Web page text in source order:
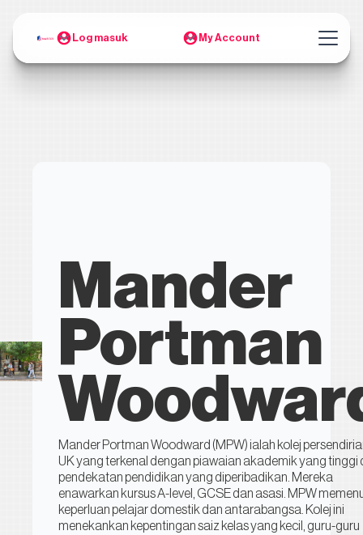
Log masuk My Account
Mander
Portman
Mander Portman Woodward (MPW) ialah kolej
UK yang terkenal dengan piawaian akademik yang tinggi
pendekatan pendidikan yang diperibadikan. Mereka
enawarkan kursus A-level, GCSE dan asasi. MPW
keperluan pelajar domestik dan antarabangsa. Kolej ini
menekankan kepentingan saiz kelas yang kecil, guru-guru